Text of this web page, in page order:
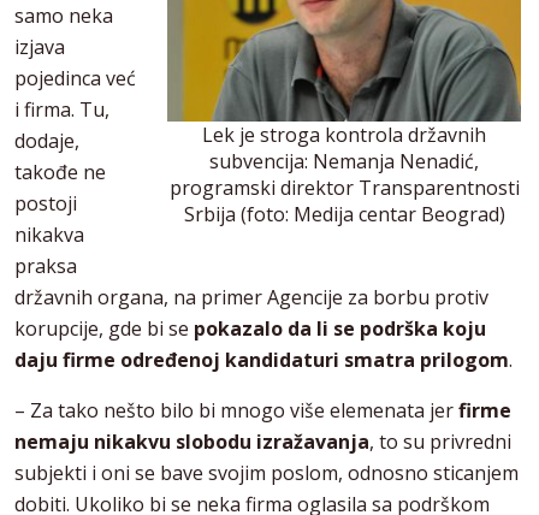
Lek je stroga kontrola državnih
subvencija: Nemanja Nenadić,
programski direktor Transparentnosti
Srbija (foto: Medija centar Beograd)
samo neka
izjava
pojedinca već
i firma. Tu,
dodaje,
takođe ne
postoji
nikakva
praksa
državnih organa, na primer Agencije za borbu protiv
korupcije, gde bi se pokazalo da li se podrška koju
daju firme određenoj kandidaturi smatra prilogom.
– Za tako nešto bilo bi mnogo više elemenata jerfirme
nemaju nikakvu slobodu izražavanja, to su privredni
subjekti i oni se bave svojim poslom, odnosno sticanjem
dobiti. Ukoliko bi se neka firma oglasila sa podrškom